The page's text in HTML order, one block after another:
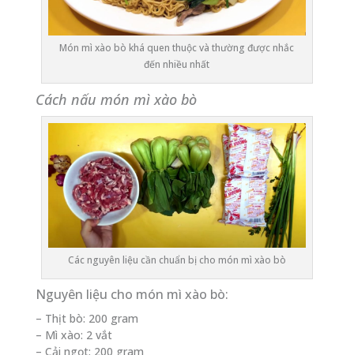
Món mì xào bò khá quen thuộc và thường được nhắc
đến nhiều nhất
Cách nấu món mì xào bò
Các nguyên liệu cần chuẩn bị cho món mì xào bò
Nguyên liệu cho món mì xào bò:
– Thịt bò: 200 gram
– Mì xào: 2 vắt
– Cải ngọt: 200 gram